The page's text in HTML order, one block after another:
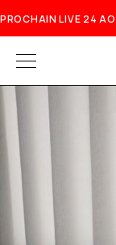
PROCHAIN LIVE 24